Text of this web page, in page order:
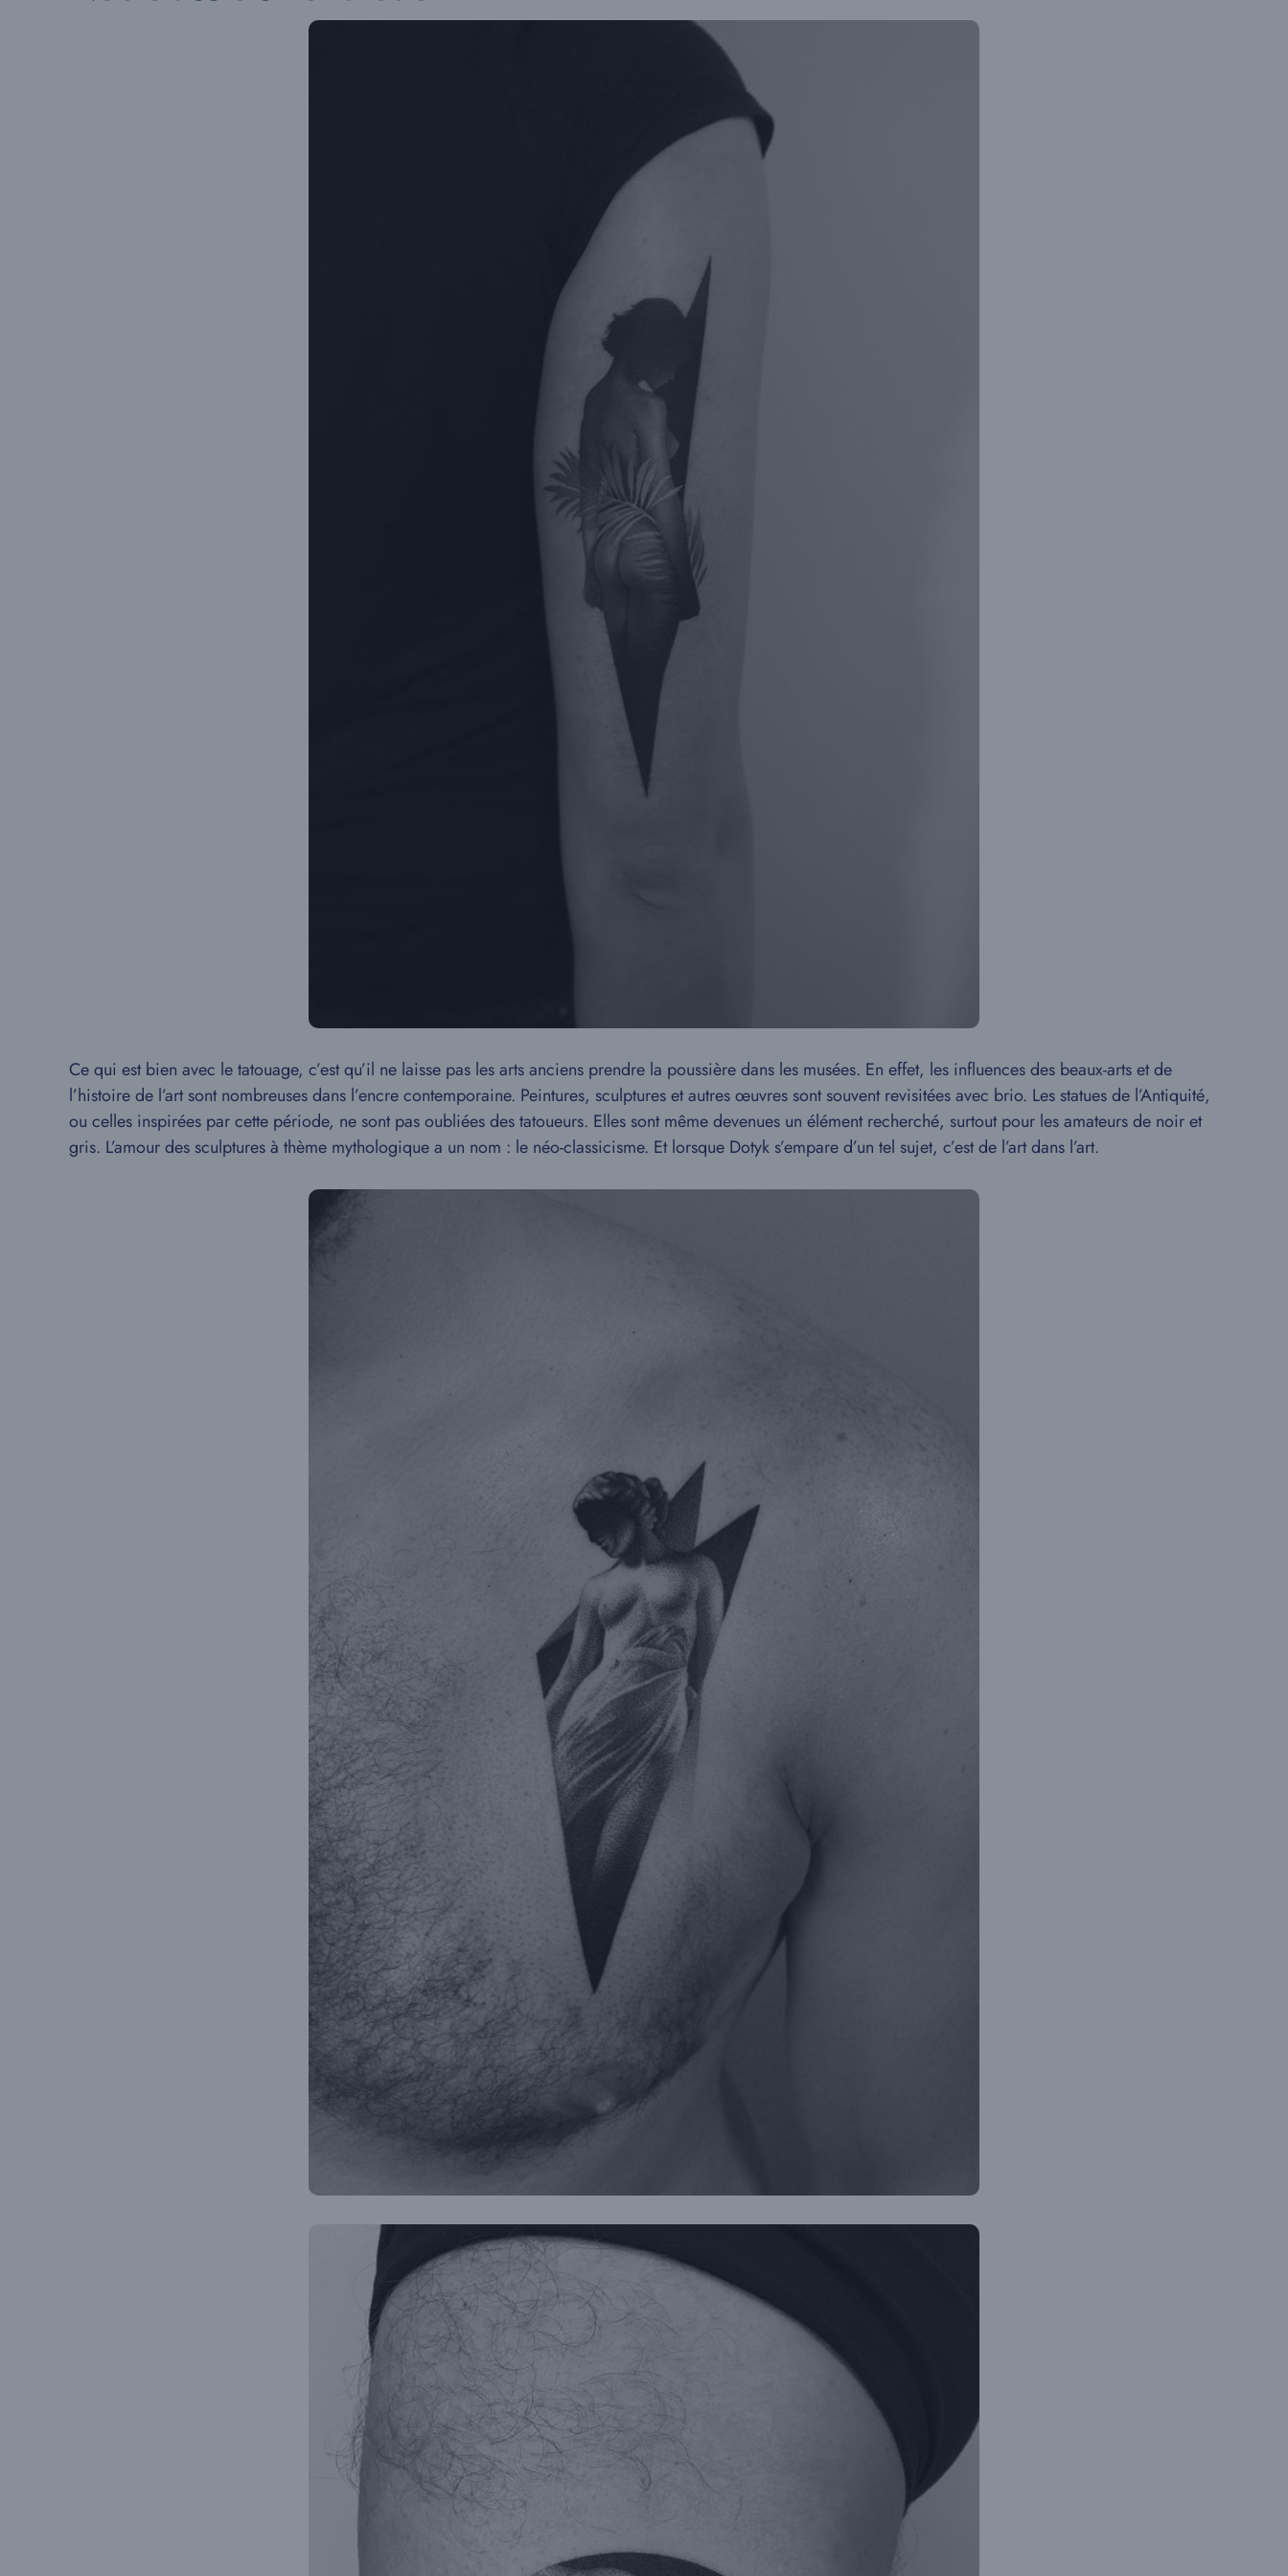
Ce qui est bien avec le tatouage, c’est qu’il ne laisse pas les arts anciens prendre la poussière dans les musées. En effet, les influences des beaux-arts et de
l’histoire de l’art sont nombreuses dans l’encre contemporaine. Peintures, sculptures et autres œuvres sont souvent revisitées avec brio. Les statues de l’Antiquité,
ou celles inspirées par cette période, ne sont pas oubliées des tatoueurs. Elles sont même devenues un élément recherché, surtout pour les amateurs de noir et
gris. L’amour des sculptures à thème mythologique a un nom : le néo-classicisme. Et lorsque Dotyk s’empare d’un tel sujet, c’est de l’art dans l’art.